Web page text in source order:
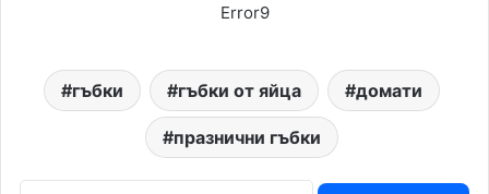
Error9
гъбки гъбки от яйца домати
празнични гъбки